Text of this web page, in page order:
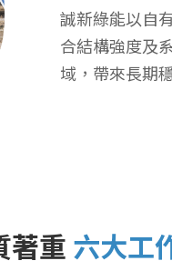
誠新綠能以自
合結構強度及
域，帶來長期
著重 六大工